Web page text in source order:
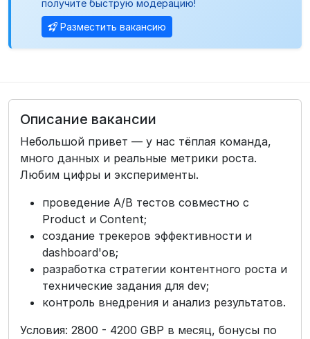
получите быструю модерацию!
Разместить вакансию
Описание вакансии
Небольшой привет — у нас тёплая команда,
много данных и реальные метрики роста.
Любим цифры и эксперименты.
проведение A/B тестов совместно с
Product и Content;
создание трекеров эффективности и
dashboard'ов;
разработка стратегии контентного роста и
технические задания для dev;
контроль внедрения и анализ результатов.
Условия: 2800 - 4200 GBP в месяц, бонусы по